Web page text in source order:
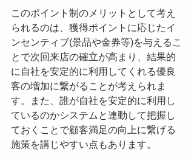
このポイント制のメリットとして考え
られるのは、獲得ポイントに応じたイ
ンセンティブ(景品や金券等)を与えるこ
とで次回来店の確立が高まり、結果的
に自社を安定的に利用してくれる優良
客の増加に繋がることが考えられま
す。また、誰が自社を安定的に利用し
ているのかシステムと連動して把握し
ておくことで顧客満足の向上に繋げる
施策を講じやすい点もあります。